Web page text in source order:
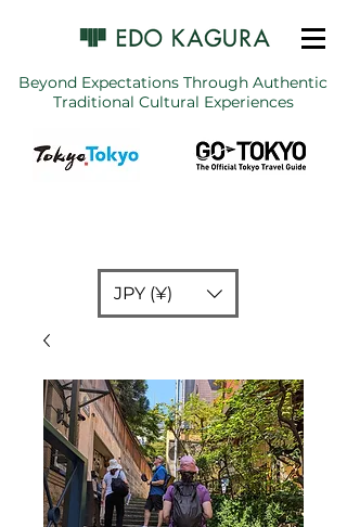
Beyond Expectations Through Authentic
Traditional Cultural Experiences
JPY (¥)